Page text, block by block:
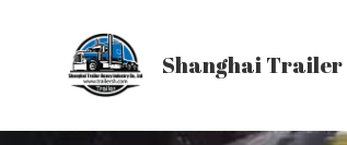
Shanghai Trailer